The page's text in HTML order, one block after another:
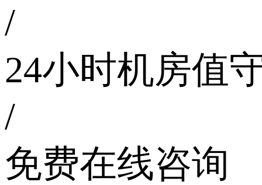
/
24小时机房值
/
免费在线咨询